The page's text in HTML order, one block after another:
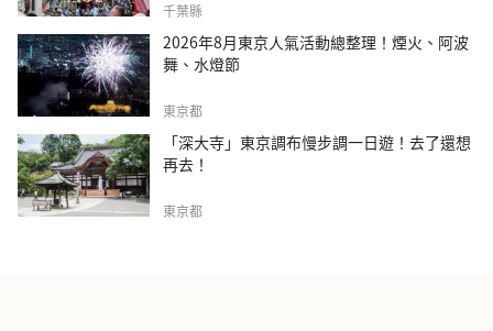
千葉縣
2026年8月東京人氣活動總整理！煙火、阿波
舞、水燈節
東京都
「深大寺」東京調布慢步調一日遊！去了還想
再去！
東京都